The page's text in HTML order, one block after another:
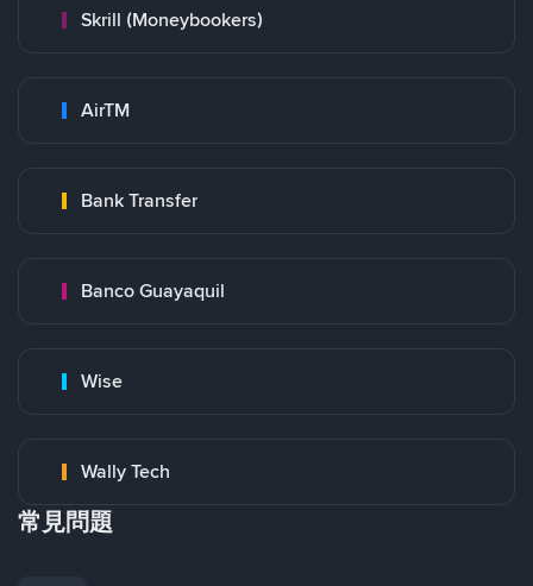
Skrill (Moneybookers)
AirTM
Bank Transfer
Banco Guayaquil
Wise
Wally Tech
常見問題